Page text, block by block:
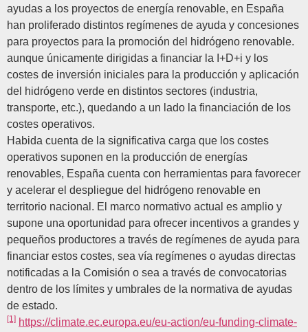
ayudas a los proyectos de energía renovable, en España
han proliferado distintos regímenes de ayuda y concesiones
para proyectos para la promoción del hidrógeno renovable.
aunque únicamente dirigidas a financiar la I+D+i y los
costes de inversión iniciales para la producción y aplicación
del hidrógeno verde en distintos sectores (industria,
transporte, etc.), quedando a un lado la financiación de los
costes operativos.
Habida cuenta de la significativa carga que los costes
operativos suponen en la producción de energías
renovables, España cuenta con herramientas para favorecer
y acelerar el despliegue del hidrógeno renovable en
territorio nacional. El marco normativo actual es amplio y
supone una oportunidad para ofrecer incentivos a grandes y
pequeños productores a través de regímenes de ayuda para
financiar estos costes, sea vía regímenes o ayudas directas
notificadas a la Comisión o sea a través de convocatorias
dentro de los límites y umbrales de la normativa de ayudas
de estado.
[1] https://climate.ec.europa.eu/eu-action/eu-funding-climate-